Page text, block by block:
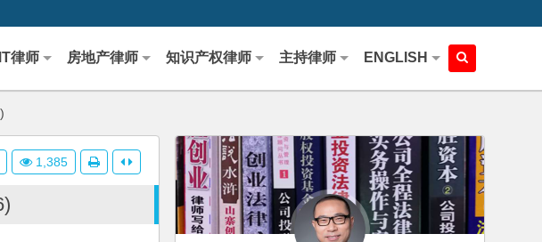
律师 房地产律师 知识产权律师 主持律师 ENGLISH
1,385